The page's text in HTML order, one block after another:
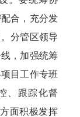
合，充分发
分管区领导
，加强统筹
目工作专班
、跟踪化督
面积极发挥